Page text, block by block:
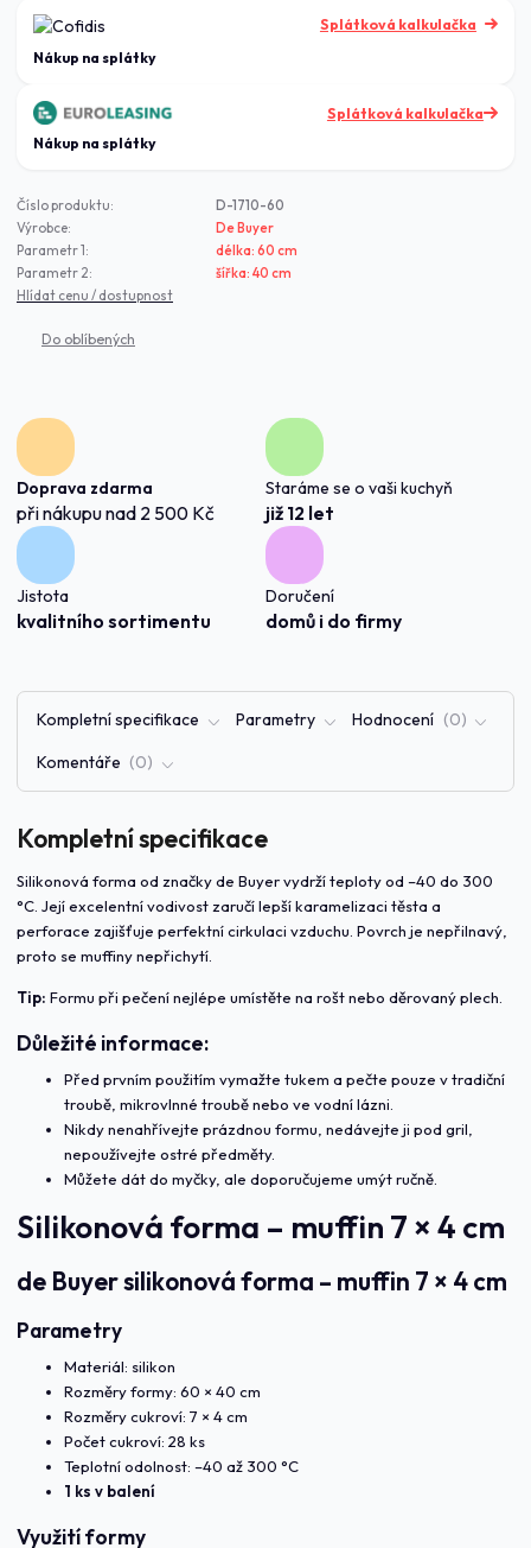
Splátková kalkulačka
Nákup na splátky
Číslo produktu:
D-1710-60
Výrobce:
De Buyer
Parametr 1:
délka: 60 cm
Parametr 2:
šířka: 40 cm
Hlídat cenu / dostupnost
Doprava zdarma
při nákupu nad 2 500 Kč
Staráme se o vaši kuchyň
již 12 let
Jistota
kvalitního sortimentu
Doručení
domů i do firmy
Kompletní specifikace Parametry Hodnocení 0
Komentáře 0
Kompletní specifikace
Silikonová forma od značky de Buyer vydrží teploty od –40 do 300
°C. Její excelentní vodivost zaručí lepší karamelizaci těsta a
perforace zajišťuje perfektní cirkulaci vzduchu. Povrch je nepřilnavý,
proto se muffiny nepřichytí.
Tip: Formu při pečení nejlépe umístěte na rošt nebo děrovaný plech.
Důležité informace:
Před prvním použitím vymažte tukem a pečte pouze v tradiční
troubě, mikrovlnné troubě nebo ve vodní lázni.
Nikdy nenahřívejte prázdnou formu, nedávejte ji pod gril,
nepoužívejte ostré předměty.
Můžete dát do myčky, ale doporučujeme umýt ručně.
Silikonová forma – muffin 7 × 4 cm
de Buyer silikonová forma – muffin 7 × 4 cm
Parametry
Materiál: silikon
Rozměry formy: 60 × 40 cm
Rozměry cukroví: 7 × 4 cm
Počet cukroví: 28 ks
Teplotní odolnost: –40 až 300 °C
1 ks v balení
Využití formy